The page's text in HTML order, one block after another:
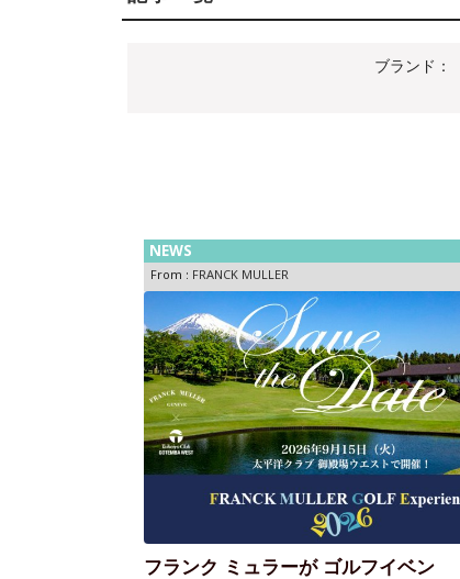
ブランド：
NEWS
From : FRANCK MULLER
フランク ミュラーが ゴルフイベン